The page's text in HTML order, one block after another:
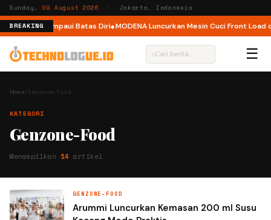
Sunday, 09 August 2026 · Jakarta, Indonesia
BREAKING
Pelari Melampaui Batas Diri MODENA Luncurkan Mesin Cuci Front Load
⌕ ☰
Home/Genzone-Food
KATEGORI
Genzone-Food
Menampilkan 14 artikel
GENZONE-FOOD
Arummi Luncurkan Kemasan 200 ml Susu